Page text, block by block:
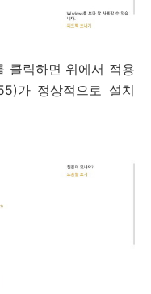
클릭하면 위에서 적용
가 정상적으로 설치